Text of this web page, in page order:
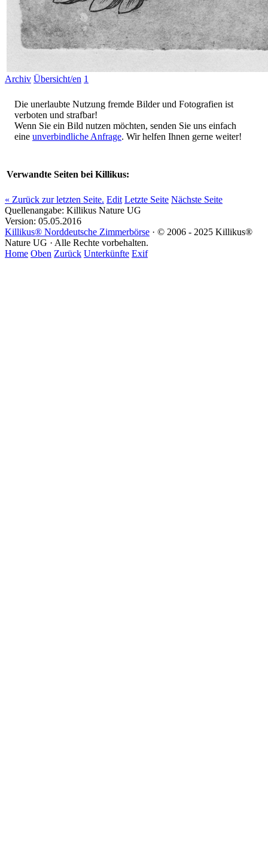
Archiv Übersicht/en 1
Die unerlaubte Nutzung fremde Bilder und Fotografien ist
verboten und strafbar!
Wenn Sie ein Bild nutzen möchten, senden Sie uns einfach
eine unverbindliche Anfrage. Wir helfen Ihnen gerne weiter!
Verwandte Seiten bei Killikus:
« Zurück zur letzten Seite. Edit Letzte Seite Nächste Seite
Quellenangabe: Killikus Nature UG
Version: 05.05.2016
Killikus® Norddeutsche Zimmerbörse · © 2006 - 2025 Killikus®
Nature UG · Alle Rechte vorbehalten.
Home Oben Zurück Unterkünfte Exif